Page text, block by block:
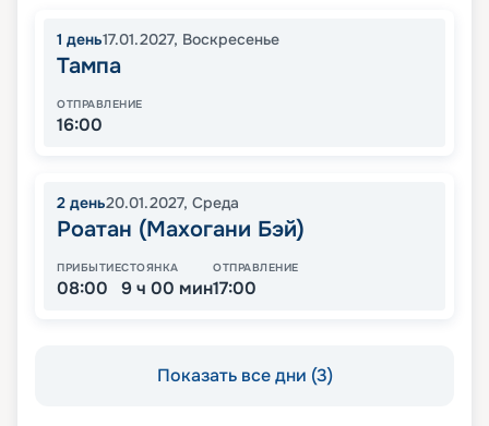
1 день17.01.2027, Воскресенье
Тампа
ОТПРАВЛЕНИЕ
16:00
2 день20.01.2027, Среда
Роатан (Махогани Бэй)
ПРИБЫТИЕ
08:00
СТОЯНКА
9 ч 00 мин
ОТПРАВЛЕНИЕ
17:00
Показать все дни (3)